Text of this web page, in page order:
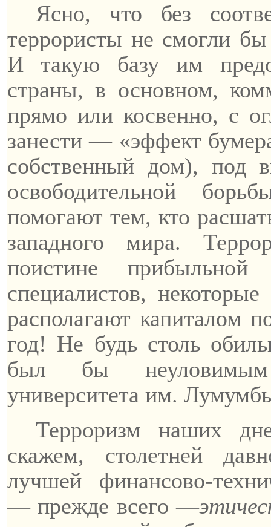
Ясно, что без
террористы не смогли
И такую базу им
страны, в основном,
прямо или косвенно, с
занести — «эффект
собственный дом), под
освободительной
помогают тем, кто
западного мира.
поистине
специалистов,
располагают капиталом
год! Не будь столь
был бы неуловимым
университета им.
Терроризм наших
скажем, столетней
лучшей финансово-
—прежде всего —